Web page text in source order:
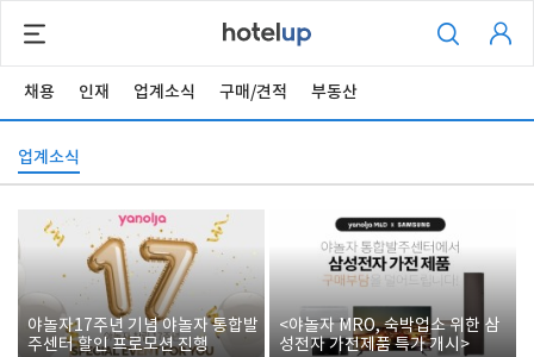
채용 인재 업계소식 구매/견적 부동산
업계소식
야놀자17주년 기념 야놀자 통합발
주센터 할인 프로모션 진행
<야놀자 MRO, 숙박업소 위한 삼
성전자 가전제품 특가 개시>